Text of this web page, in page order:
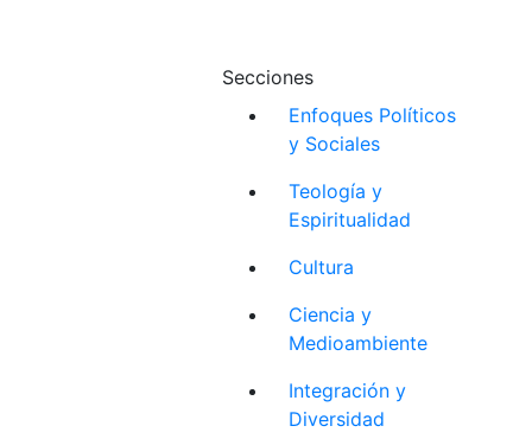
Secciones
Enfoques Políticos
y Sociales
Teología y
Espiritualidad
Cultura
Ciencia y
Medioambiente
Integración y
Diversidad